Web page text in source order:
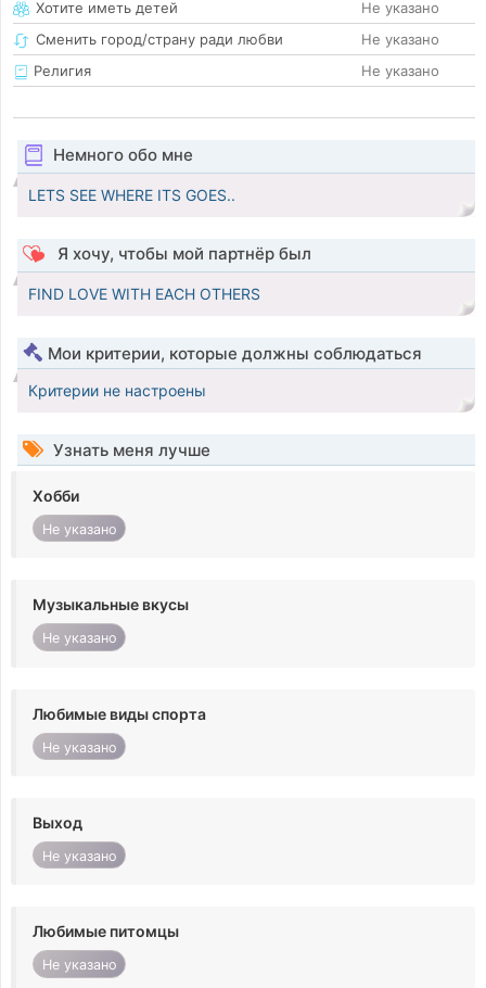
Хотите иметь детей
Не указано
Сменить город/страну ради любви
Не указано
Религия
Не указано
Немного обо мне
LETS SEE WHERE ITS GOES..
Я хочу, чтобы мой партнёр был
FIND LOVE WITH EACH OTHERS
Мои критерии, которые должны соблюдаться
Критерии не настроены
Узнать меня лучше
Хобби
Не указано
Музыкальные вкусы
Не указано
Любимые виды спорта
Не указано
Выход
Не указано
Любимые питомцы
Не указано